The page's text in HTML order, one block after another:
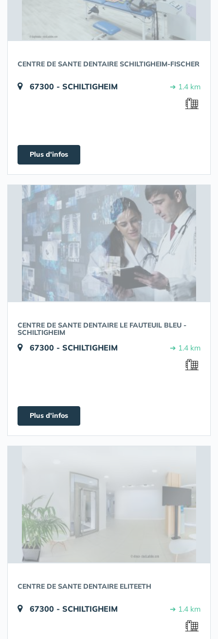
CENTRE DE SANTE DENTAIRE SCHILTIGHEIM-FISCHER
67300 - SCHILTIGHEIM ➔ 1.4 km
Plus d'infos
CENTRE DE SANTE DENTAIRE LE FAUTEUIL BLEU -
SCHILTIGHEIM
67300 - SCHILTIGHEIM ➔ 1.4 km
Plus d'infos
CENTRE DE SANTE DENTAIRE ELITEETH
67300 - SCHILTIGHEIM ➔ 1.4 km